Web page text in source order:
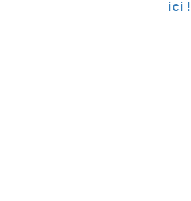
ici !